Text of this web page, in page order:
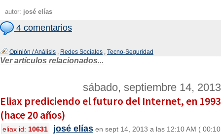
autor: josé elías
4 comentarios
Opinión / Análisis , Redes Sociales , Tecno-Seguridad
Ver artículos relacionados...
sábado, septiembre 14, 2013
Eliax prediciendo el futuro del Internet, en 1993
(hace 20 años)
eliax id: 10631 josé elías en sept 14, 2013 a las 12:10 AM ( 00:10